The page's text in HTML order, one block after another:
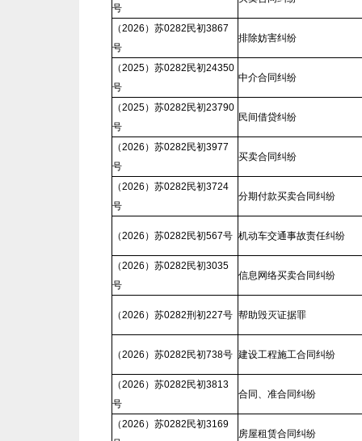
号
（2026）苏0282民初3867
号
排除妨害纠纷
（2025）苏0282民初24350
号
中介合同纠纷
（2025）苏0282民初23790
号
民间借贷纠纷
（2026）苏0282民初3977
号
买卖合同纠纷
（2026）苏0282民初3724
号
分期付款买卖合同纠纷
（2026）苏0282民初567号 机动车交通事故责任纠纷
（2026）苏0282民初3035
号
信息网络买卖合同纠纷
（2026）苏0282刑初227号 帮助毁灭证据罪
（2026）苏0282民初738号 建设工程施工合同纠纷
（2026）苏0282民初3813
号
合同、准合同纠纷
（2026）苏0282民初3169
房屋租赁合同纠纷